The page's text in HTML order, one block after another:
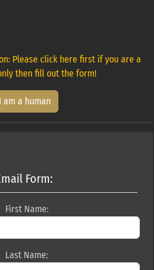
Please click here first if you are a
then fill out the form!
I am a human
Form:
First Name:
Last Name: